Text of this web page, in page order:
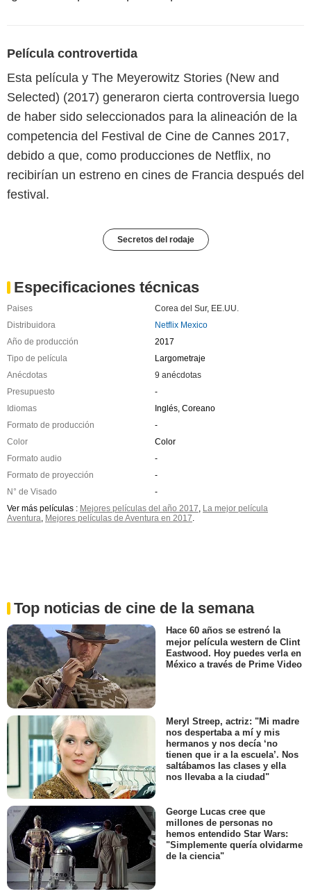
Película controvertida
Esta película y The Meyerowitz Stories (New and
Selected) (2017) generaron cierta controversia luego
de haber sido seleccionados para la alineación de la
competencia del Festival de Cine de Cannes 2017,
debido a que, como producciones de Netflix, no
recibirían un estreno en cines de Francia después del
festival.
Secretos del rodaje
Especificaciones técnicas
Paises Corea del Sur, EE.UU.
Distribuidora
Netflix Mexico
Año de producción
2017
Tipo de película
Largometraje
Anécdotas
9 anécdotas
Presupuesto
-
Idiomas
Inglés, Coreano
Formato de producción
-
Color
Color
Formato audio
-
Formato de proyección
-
N° de Visado
-
Ver más películas : Mejores películas del año 2017, La mejor película
Aventura, Mejores películas de Aventura en 2017.
Top noticias de cine de la semana
Hace 60 años se estrenó la
mejor película western de Clint
Eastwood. Hoy puedes verla en
México a través de Prime Video
Meryl Streep, actriz: "Mi madre
nos despertaba a mí y mis
hermanos y nos decía ‘no
tienen que ir a la escuela’. Nos
saltábamos las clases y ella
nos llevaba a la ciudad"
George Lucas cree que
millones de personas no
hemos entendido Star Wars:
"Simplemente quería olvidarme
de la ciencia"